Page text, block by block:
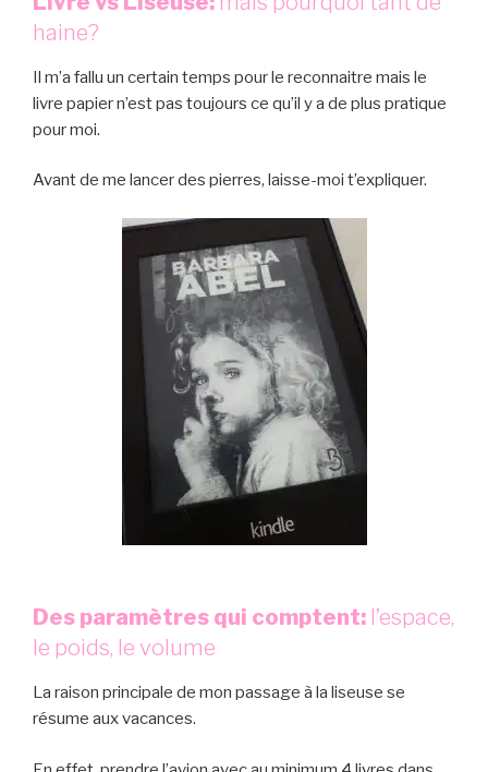
haine?
Il m’a fallu un certain temps pour le reconnaitre mais le
livre papier n’est pas toujours ce qu’il y a de plus pratique
pour moi.
Avant de me lancer des pierres, laisse-moi t’expliquer.
Des paramètres qui comptent: l’espace,
le poids, le volume
La raison principale de mon passage à la liseuse se
résume aux vacances.